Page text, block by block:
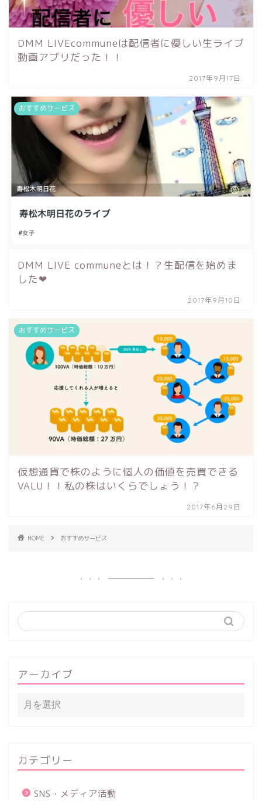
DMM LIVEcommuneは配信者に優しい生ライブ
動画アプリだった！！
2017年9月17日
おすすめサービス
DMM LIVE communeとは！？生配信を始めま
した❤︎
2017年9月10日
おすすめサービス
仮想通貨で株のように個人の価値を売買できる
VALU！！私の株はいくらでしょう！？
2017年6月29日
HOME おすすめサービス
アーカイブ
カテゴリー
SNS・メディア活動